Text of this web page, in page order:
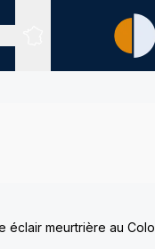
Sites expertisés
éclair meurtrière au